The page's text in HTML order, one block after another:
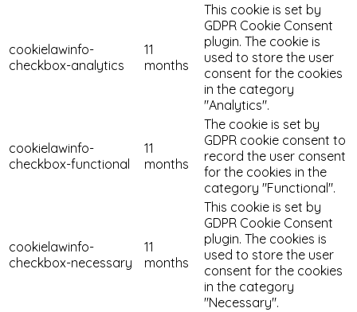
cookielawinfo-
checkbox-analytics
11
months
This cookie is set by
GDPR Cookie Consent
plugin. The cookie is
used to store the user
consent for the cookies
in the category
"Analytics".
cookielawinfo-
checkbox-functional
11
months
The cookie is set by
GDPR cookie consent to
record the user consent
for the cookies in the
category "Functional".
cookielawinfo-
checkbox-necessary
11
months
This cookie is set by
GDPR Cookie Consent
plugin. The cookies is
used to store the user
consent for the cookies
in the category
"Necessary".